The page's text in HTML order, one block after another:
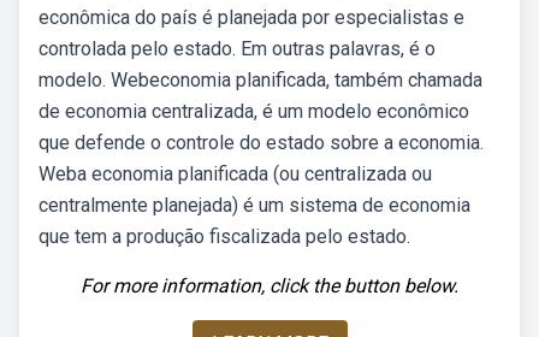
econômica do país é planejada por especialistas e
controlada pelo estado. Em outras palavras, é o
modelo. Webeconomia planificada, também chamada
de economia centralizada, é um modelo econômico
que defende o controle do estado sobre a economia.
Weba economia planificada (ou centralizada ou
centralmente planejada) é um sistema de economia
que tem a produção fiscalizada pelo estado.
For more information, click the button below.